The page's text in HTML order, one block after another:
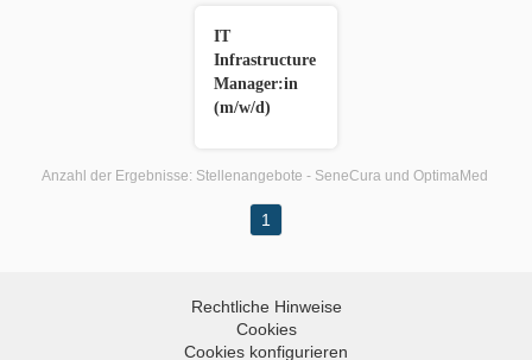
IT
Infrastructure
Manager:in
(m/w/d)
Anzahl der Ergebnisse: Stellenangebote - SeneCura und OptimaMed
1
Rechtliche Hinweise
Cookies
Cookies konfigurieren